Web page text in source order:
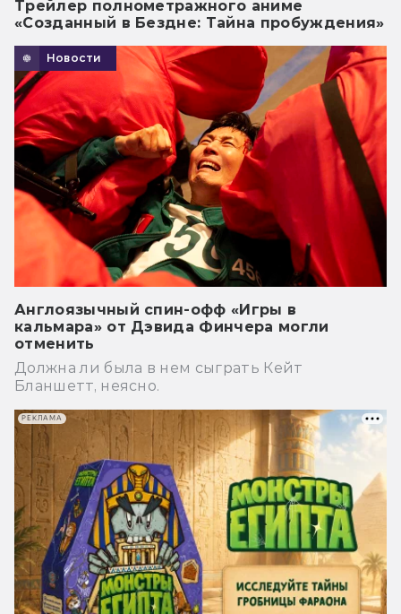
Трейлер полнометражного аниме
«Созданный в Бездне: Тайна пробуждения»
Новости
Англоязычный спин-офф «Игры в
кальмара» от Дэвида Финчера могли
отменить
Должна ли была в нем сыграть Кейт
Бланшетт, неясно.
РЕКЛАМА